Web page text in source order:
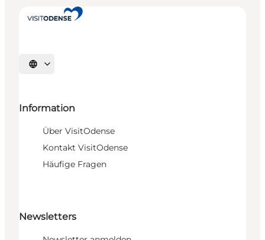
Sprache auswählen
Information
Über VisitOdense
Kontakt VisitOdense
Häufige Fragen
Newsletters